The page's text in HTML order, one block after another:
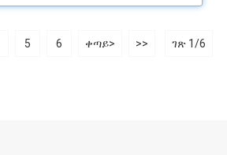
5 6 ቀጣይ> >> ገጽ 1/6